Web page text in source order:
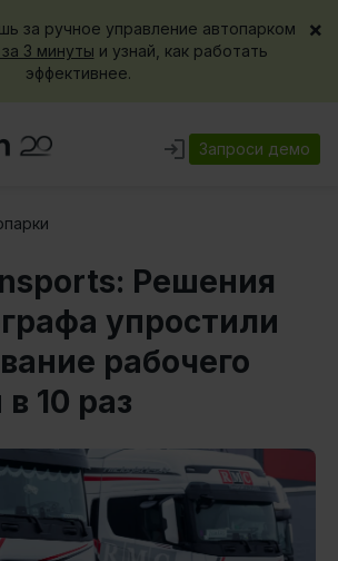
за ручное управление автопарком
3 минуты и узнай, как работать
эффективнее.
×
Запроси демо
Решения
упростили
рабочего
10 раз